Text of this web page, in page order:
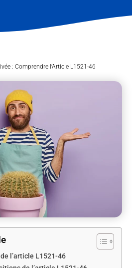
: Comprendre l’Article L1521-46
l’article L1521-46